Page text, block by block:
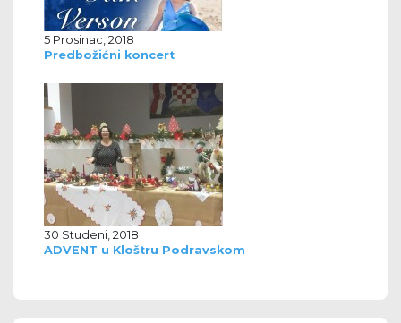
5 Prosinac, 2018
Predbožićni koncert
30 Studeni, 2018
ADVENT u Kloštru Podravskom